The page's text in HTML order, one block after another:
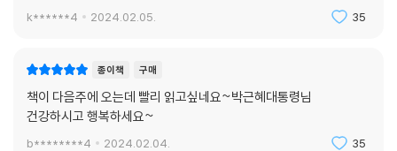
하지만, 박근혜 전 대통령은 책을 통해 이는 이후 역사의 평가에 맡겨두는
것이 옳다고 이야기한다.
k******4 2024.02.05. 35
종이책 구매
책이 다음주에 오는데 빨리 읽고싶네요~박근혜대통령님
건강하시고 행복하세요~
b********4 2024.02.04. 35